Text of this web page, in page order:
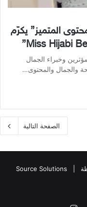
المتميز” يكرّم
وخبراء الجمال
والجمال والمحتوى…
الصفحة التالية
Source Solutions